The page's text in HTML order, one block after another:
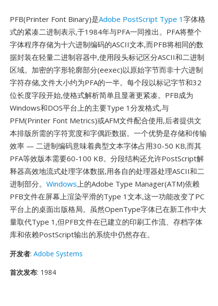
PFB(Printer Font Binary)是Adobe PostScript Type 1 字体格
式的紧凑二进制表示,于1984年与PFA一同推出。PFA将整个
字体程序存储为十六进制编码的ASCII文本,而PFB将相同的数
据封装在轻量二进制容器中,使用段头标记区分ASCII和二进制
区域。加密的字形轮廓部分(eexec)以原始字节而非十六进制
字符存储,文件大小约为PFA的一半。每个段以标记字节和32
位长度字段开始,使格式解析简单且显著更紧凑。PFB成为
Windows和DOS平台上的主要Type 1分发格式,与
PFM(Printer Font Metrics)或AFM文件配合使用,后者提供文
本排版所需的字符宽度和字偶距数据。一个优势是存储和传输
效率 — 二进制编码意味着典型文本字体占用30-50 KB,而其
PFA等效版本需要60-100 KB。分段结构还允许PostScript解
释器高效地流式处理字体数据,用各自的处理器处理ASCII和二
进制部分。 Windows上的Adobe Type Manager(ATM)依赖
PFB文件在屏幕上渲染平滑的Type 1文本,这一功能改变了PC
平台上的桌面出版格局。虽然OpenType字体已在新工作中大
量取代Type 1,但PFB文件在已建立的印刷工作流、存档字体
库和依赖PostScript输出的系统中仍然存在。
开发者: Adobe Systems
首次发布: 1984